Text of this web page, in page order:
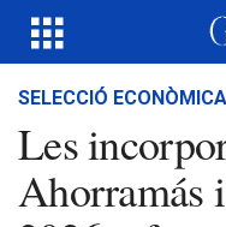
SELECCIÓ ECONÒMICA
Les
Ahorramás